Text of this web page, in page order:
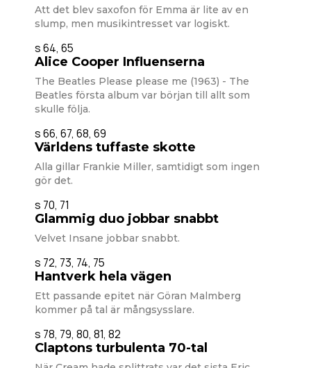
Att det blev saxofon för Emma är lite av en
slump, men musikintresset var logiskt.
s 64, 65
Alice Cooper Influenserna
The Beatles Please please me (1963) - The
Beatles första album var början till allt som
skulle följa.
s 66, 67, 68, 69
Världens tuffaste skotte
Alla gillar Frankie Miller, samtidigt som ingen
gör det.
s 70, 71
Glammig duo jobbar snabbt
Velvet Insane jobbar snabbt.
s 72, 73, 74, 75
Hantverk hela vägen
Ett passande epitet när Göran Malmberg
kommer på tal är mångsysslare.
s 78, 79, 80, 81, 82
Claptons turbulenta 70-tal